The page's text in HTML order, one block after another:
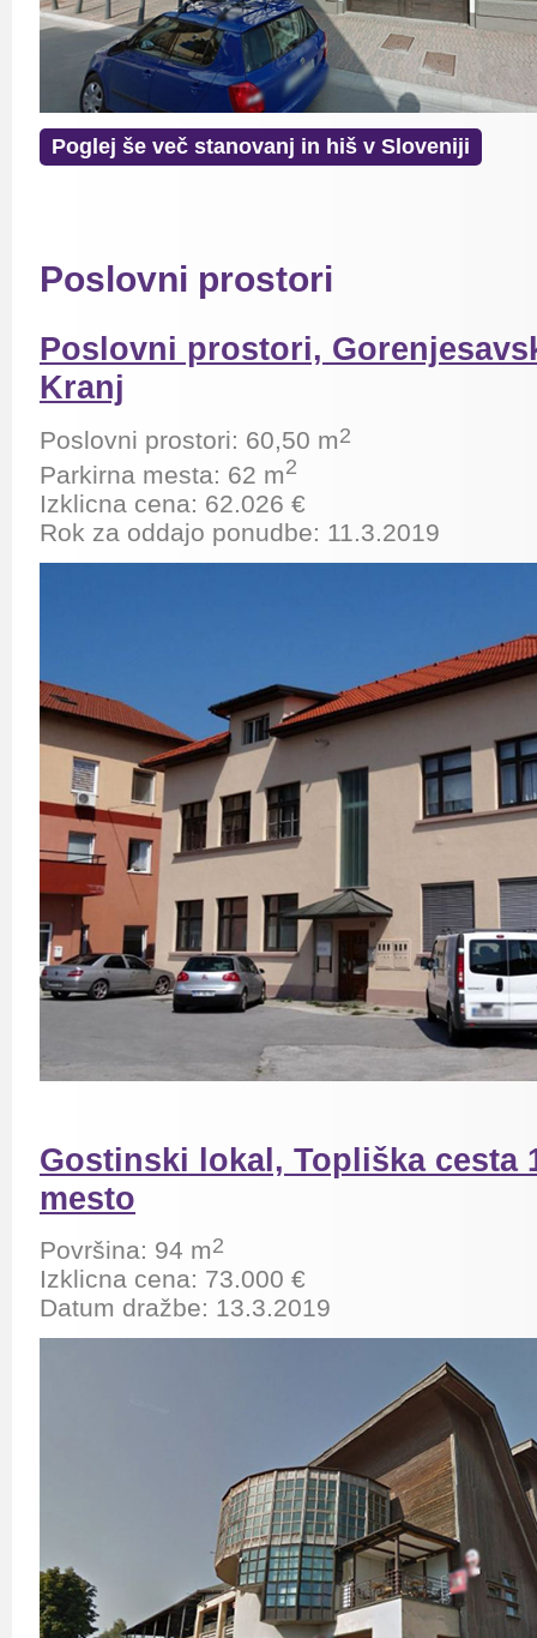
Poglej še več stanovanj in hiš v Sloveniji
Poslovni prostori
Poslovni prostori,
Kranj
Poslovni prostori: 60,50 m2
Parkirna mesta: 62 m2
Izklicna cena: 62.026 €
Rok za oddajo ponudbe: 11.3.2019
Gostinski lokal, Topliška cesta
mesto
Površina: 94 m2
Izklicna cena: 73.000 €
Datum dražbe: 13.3.2019